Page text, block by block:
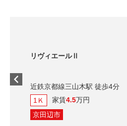
リヴィエールⅡ
近鉄京都線三山木駅 徒歩4分
1Ｋ
家賃4.5万円
京田辺市